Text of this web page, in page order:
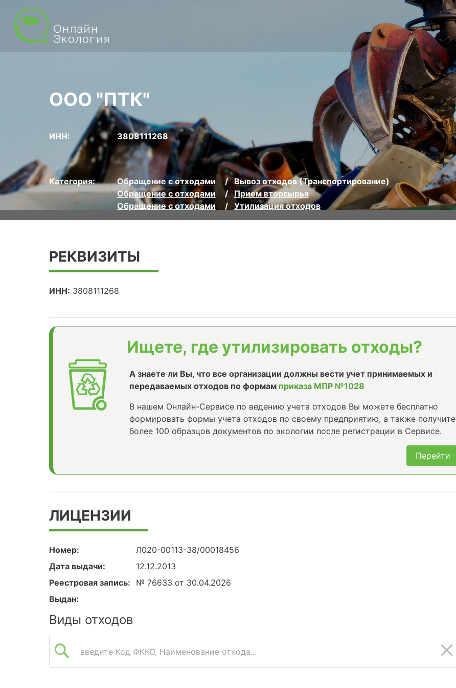
ООО "ПТК"
ИНН: 3808111268
Категория: Обращение с отходами
Вывоз отходов (Транспортирование)
Обращение с отходами
Прием вторсырья
Обращение с отходами
Утилизация отходов
РЕКВИЗИТЫ
ИНН: 3808111268
Ищете, где утилизировать отходы?
А знаете ли Вы, что все организации должны вести учет принимаемых и
передаваемых отходов по формам приказа МПР №1028
В нашем Онлайн-Сервисе по ведению учета отходов Вы можете бесплатно
формировать формы учета отходов по своему предприятию, а также получите
более 100 образцов документов по экологии после регистрации в Сервисе.
Перейти
ЛИЦЕНЗИИ
Номер:
Л020-00113-38/00018456
Дата выдачи:
12.12.2013
Реестровая запись:
№ 76633 от 30.04.2026
Выдан:
Виды отходов
введите Код ФККО, Наименование отхода...